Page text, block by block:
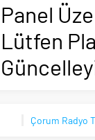
BIST
Panel
Lütfen
Çorum Radyo